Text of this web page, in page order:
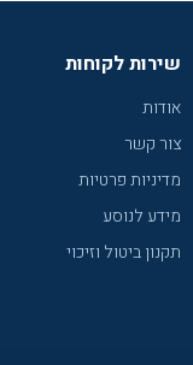
שירות לקוחות
אודות
צור קשר
מדיניות פרטיות
מידע לנוסע
תקנון ביטול וזיכוי